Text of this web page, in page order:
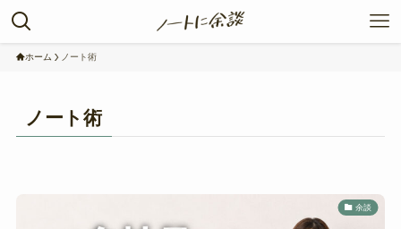
ホーム ノート術
ノート術
余談